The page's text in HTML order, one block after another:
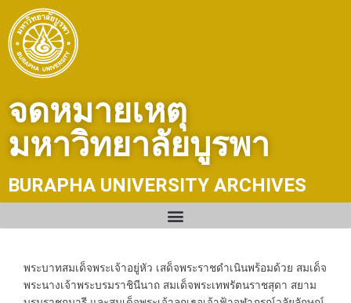
content
จดหมายเหตุ
มหาวิทยาลัยบูรพา
BURAPHA UNIVERSITY ARCHIVES
พระบาทสมเด็จพระเจ้าอยู่หัว เสด็จพระราชดำเนินพร้อมด้วย สมเด็จ
พระนางเจ้าพระบรมราชินีนาถ สมเด็จพระเทพรัตนราชสุดา สยาม